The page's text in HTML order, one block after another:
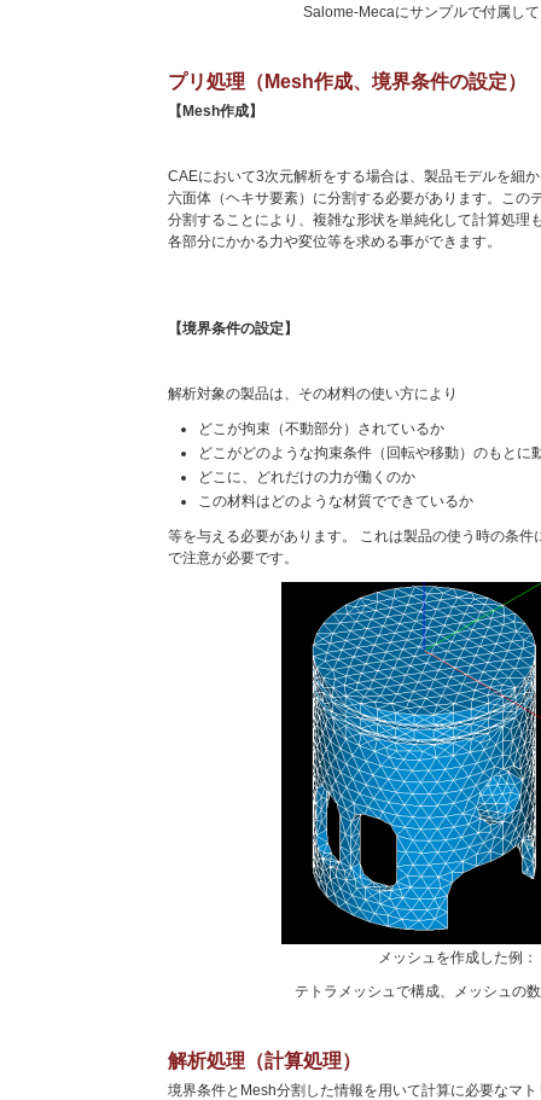
Salome-Mecaにサンプルで付属し
プリ処理（Mesh作成、境界条件の設定）
【Mesh作成】
CAEにおいて3次元解析をする場合は、製品モデルを細
六面体（ヘキサ要素）に分割する必要があります。この
分割することにより、複雑な形状を単純化して計算処理
各部分にかかる力や変位等を求める事ができます。
【境界条件の設定】
解析対象の製品は、その材料の使い方により
どこが拘束（不動部分）されているか
どこがどのような拘束条件（回転や移動）のもとに
どこに、どれだけの力が働くのか
この材料はどのような材質でできているか
等を与える必要があります。 これは製品の使う時の条件
で注意が必要です。
メッシュを作成した例：
テトラメッシュで構成、メッシュの
解析処理（計算処理）
境界条件とMesh分割した情報を用いて計算に必要なマ